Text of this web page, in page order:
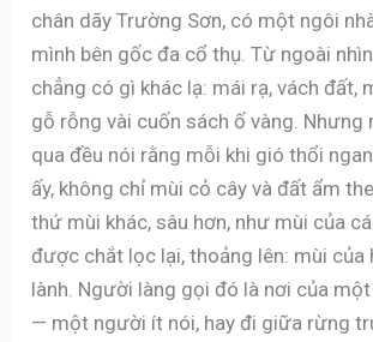
chân dãy Trường Sơn, có một ngôi
mình bên gốc đa cổ thụ. Từ ngoài
chẳng có gì khác lạ: mái rạ, vách đất,
gỗ rỗng vài cuốn sách ố vàng.
qua đều nói rằng mỗi khi gió thổi
ấy, không chỉ mùi cỏ cây và đất ẩm
thứ mùi khác, sâu hơn, như mùi của
được chắt lọc lại, thoảng lên: mùi của
lành. Người làng gọi đó là nơi của
— một người ít nói, hay đi giữa rừng